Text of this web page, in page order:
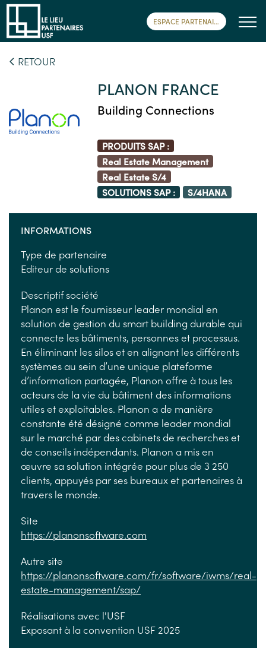
ESPACE PARTENAIRE
RETOUR
PLANON FRANCE
Building Connections
PRODUITS SAP :
Real Estate Management
Real Estate S/4
SOLUTIONS SAP :
S/4HANA
INFORMATIONS
Type de partenaire
Editeur de solutions
Descriptif société
Planon est le fournisseur leader mondial en
solution de gestion du smart building durable qui
connecte les bâtiments, personnes et processus.
En éliminant les silos et en alignant les différents
systèmes au sein d’une unique plateforme
d’information partagée, Planon offre à tous les
acteurs de la vie du bâtiment des informations
utiles et exploitables. Planon a de manière
constante été désigné comme leader mondial
sur le marché par des cabinets de recherches et
de conseils indépendants. Planon a mis en
œuvre sa solution intégrée pour plus de 3 250
clients, appuyés par ses bureaux et partenaires à
travers le monde.
Site
https://planonsoftware.com
Autre site
https://planonsoftware.com/fr/software/iwms/real-
estate-management/sap/
Réalisations avec l'USF
Exposant à la convention USF 2025